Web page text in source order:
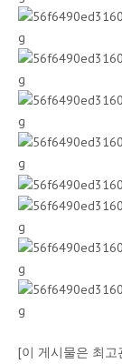
[이 게시물은 최고